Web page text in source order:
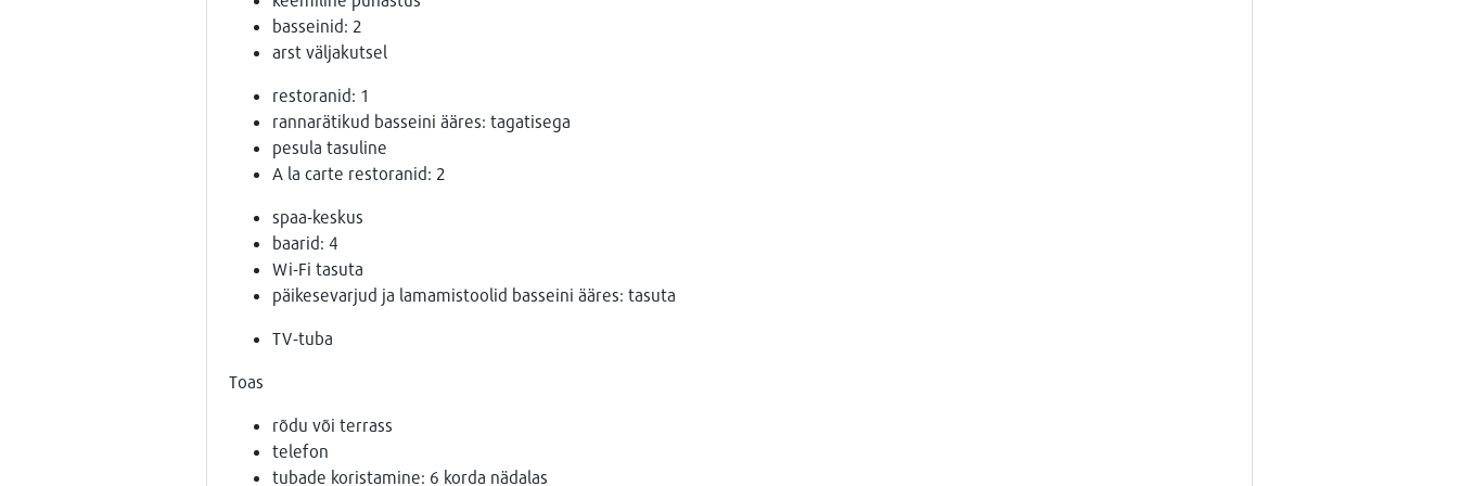
basseinid: 2
arst väljakutsel
restoranid: 1
rannarätikud basseini ääres: tagatisega
pesula tasuline
A la carte restoranid: 2
spaa-keskus
baarid: 4
Wi-Fi tasuta
päikesevarjud ja lamamistoolid basseini ääres: tasuta
TV-tuba
Toas
rõdu või terrass
telefon
tubade koristamine: 6 korda nädalas